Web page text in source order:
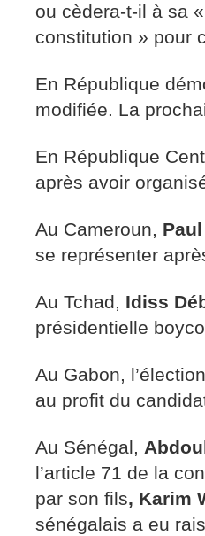
ou cèdera-t-il à sa
constitution » pour
En République
modifiée. La
En République
après avoir
Au Cameroun,
se représenter
Au Tchad, Idiss
présidentielle
Au Gabon,
au profit du
Au Sénégal,
l’article 71 de la
par son fils, Karim
sénégalais a eu